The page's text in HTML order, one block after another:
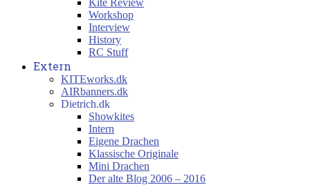
Kite Review
Workshop
Interview
History
RC Stuff
Extern
KITEworks.dk
AIRbanners.dk
Dietrich.dk
Showkites
Intern
Eigene Drachen
Klassische Originale
Mini Drachen
Der alte Blog 2006 – 2016